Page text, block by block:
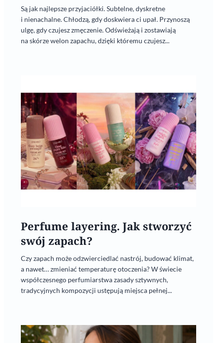
Są jak najlepsze przyjaciółki. Subtelne, dyskretne
i nienachalne. Chłodzą, gdy doskwiera ci upał. Przynoszą
ulgę, gdy czujesz zmęczenie. Odświeżają i zostawiają
na skórze welon zapachu, dzięki któremu czujesz...
Perfume layering. Jak stworzyć
swój zapach?
Czy zapach może odzwierciedlać nastrój, budować klimat,
a nawet… zmieniać temperaturę otoczenia? W świecie
współczesnego perfumiarstwa zasady sztywnych,
tradycyjnych kompozycji ustępują miejsca pełnej...